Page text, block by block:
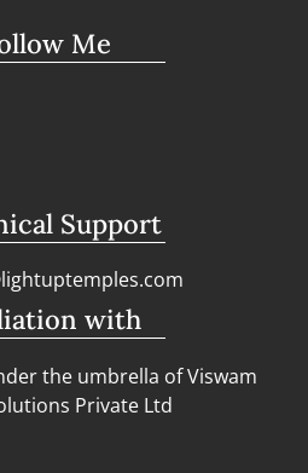
Me
Support
with
the umbrella of Viswam
Private Ltd